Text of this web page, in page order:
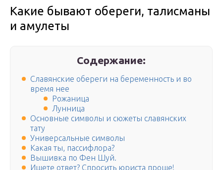
Какие бывают обереги, талисманы
и амулеты
Содержание:
Славянские обереги на беременность и во
время нее
Рожаница
Лунница
Основные символы и сюжеты славянских
тату
Универсальные символы
Какая ты, пассифлора?
Вышивка по Фен Шуй.
Ищете ответ? Спросить юриста проще!